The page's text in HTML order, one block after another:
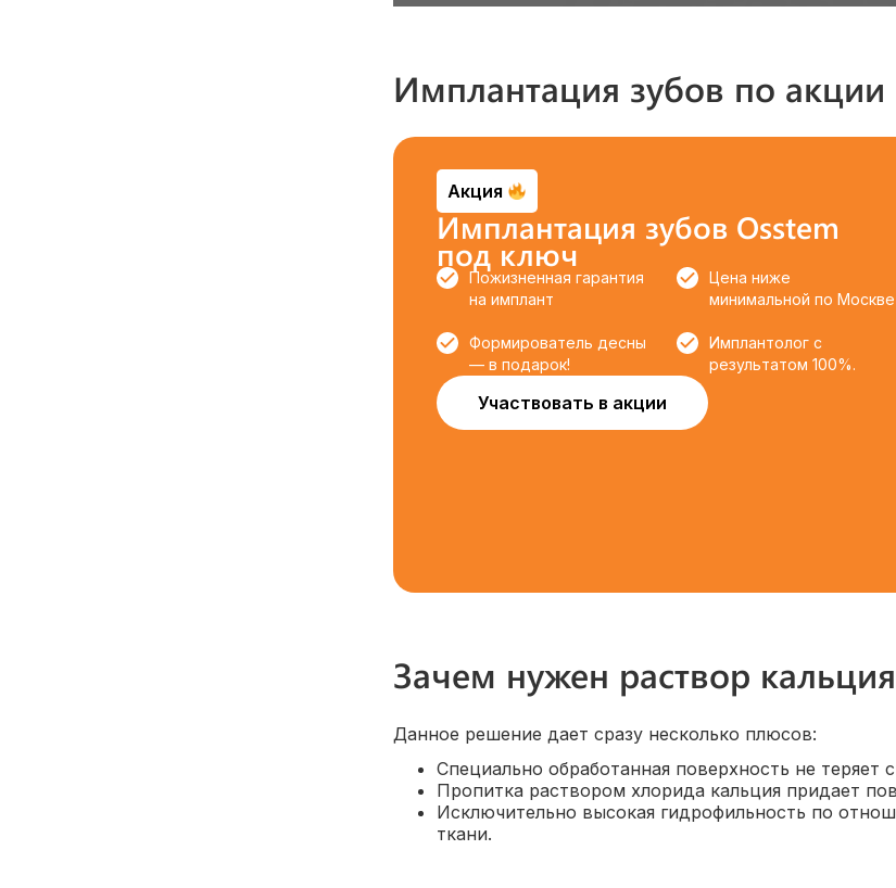
Имплантация зубов по акции
Акция
Имплантация зубов Osstem
под ключ
Пожизненная гарантия
на имплант
Цена ниже
минимальной по Москве
Формирователь десны
— в подарок!
Имплантолог с
результатом 100%.
Участвовать в акции
Зачем нужен раствор кальция
Данное решение дает сразу несколько плюсов:
Специально обработанная поверхность не теряет
Пропитка раствором хлорида кальция придает
Исключительно высокая гидрофильность по
ткани.